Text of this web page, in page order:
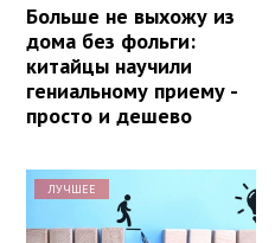
Больше не выхожу из
дома без фольги:
китайцы научили
гениальному приему -
просто и дешево
ЛУЧШЕЕ